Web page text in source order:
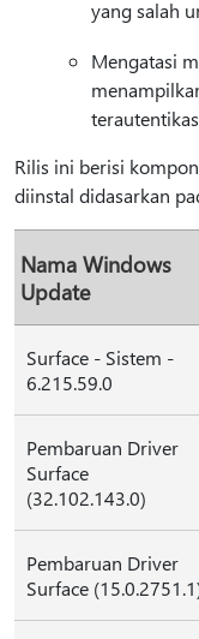
yang salah
Mengatasi
Rilis ini berisi
diinstal didasarkan
Nama Windows
Update
Surface - Sistem -
6.215.59.0
Pembaruan Driver
Surface
(32.102.143.0)
Pembaruan Driver
Surface